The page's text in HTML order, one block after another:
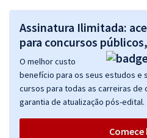
Assinatura Ilimitada:
para concursos
O melhor custo
benefício para os seus estudos e
cursos para todas as carreiras de
garantia de atualização pós-edital.
Comece